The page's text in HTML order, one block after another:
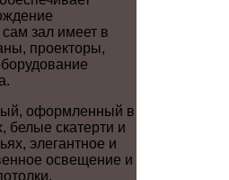
зал имеет в
проекторы,
оформленный в
белые скатерти и
элегантное и
освещение и